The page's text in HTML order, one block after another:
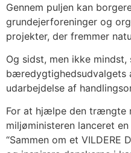
Gennem puljen kan
grundejerforeninger og
projekter, der fremmer
Og sidst, men ikke
bæredygtighedsudvalgets
udarbejdelse af
For at hjælpe den trængte
miljøministeren lanceret
“Sammen om et VILDERE